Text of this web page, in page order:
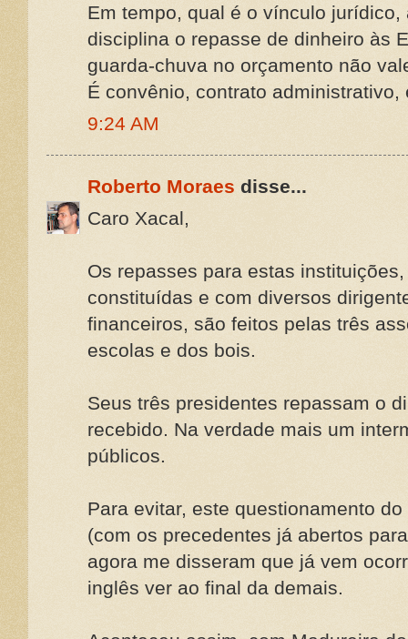
Em tempo, qual é o vínculo jurídico,
disciplina o repasse de dinheiro às
guarda-chuva no orçamento não
É convênio, contrato administrativo,
9:24 AM
Roberto Moraes disse...
Caro Xacal,
Os repasses para estas
constituídas e com diversos
financeiros, são feitos pelas três
escolas e dos bois.
Seus três presidentes repassam o
recebido. Na verdade mais um
públicos.
Para evitar, este questionamento
(com os precedentes já abertos
agora me disseram que já vem
inglês ver ao final da demais.